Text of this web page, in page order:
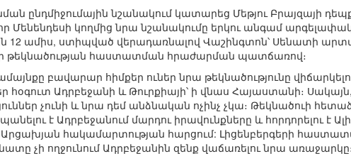
ընդմիջումային նշանակում կատարեց Մեթյու Բրայզայի
կողմից նրա նշանակումը երկու անգամ
12 ամիս, ստիպված վերադառնալով Վաշինգտոն՝ Սենատի
թեկնածության հաստատման հրաժարման պատճառով։
բավարար հիմքեր ուներ նրա թեկնածությունը
հօգուտ Ադրբեջանի և Թուրքիայի՝ ի վնաս Հայաստանի։ Սակայն,
չունի և նրա դեմ անձնական ոչինչ չկա։ Թեկնածուի
է Ադրբեջանում մարդու իրավունքները և հորդորելու է
Արցախյան հակամարտության հարցում: Լիցենբերգերի
չի ողջունում Ադրբեջանին զենք վաճառելու նրա առաջարկը։